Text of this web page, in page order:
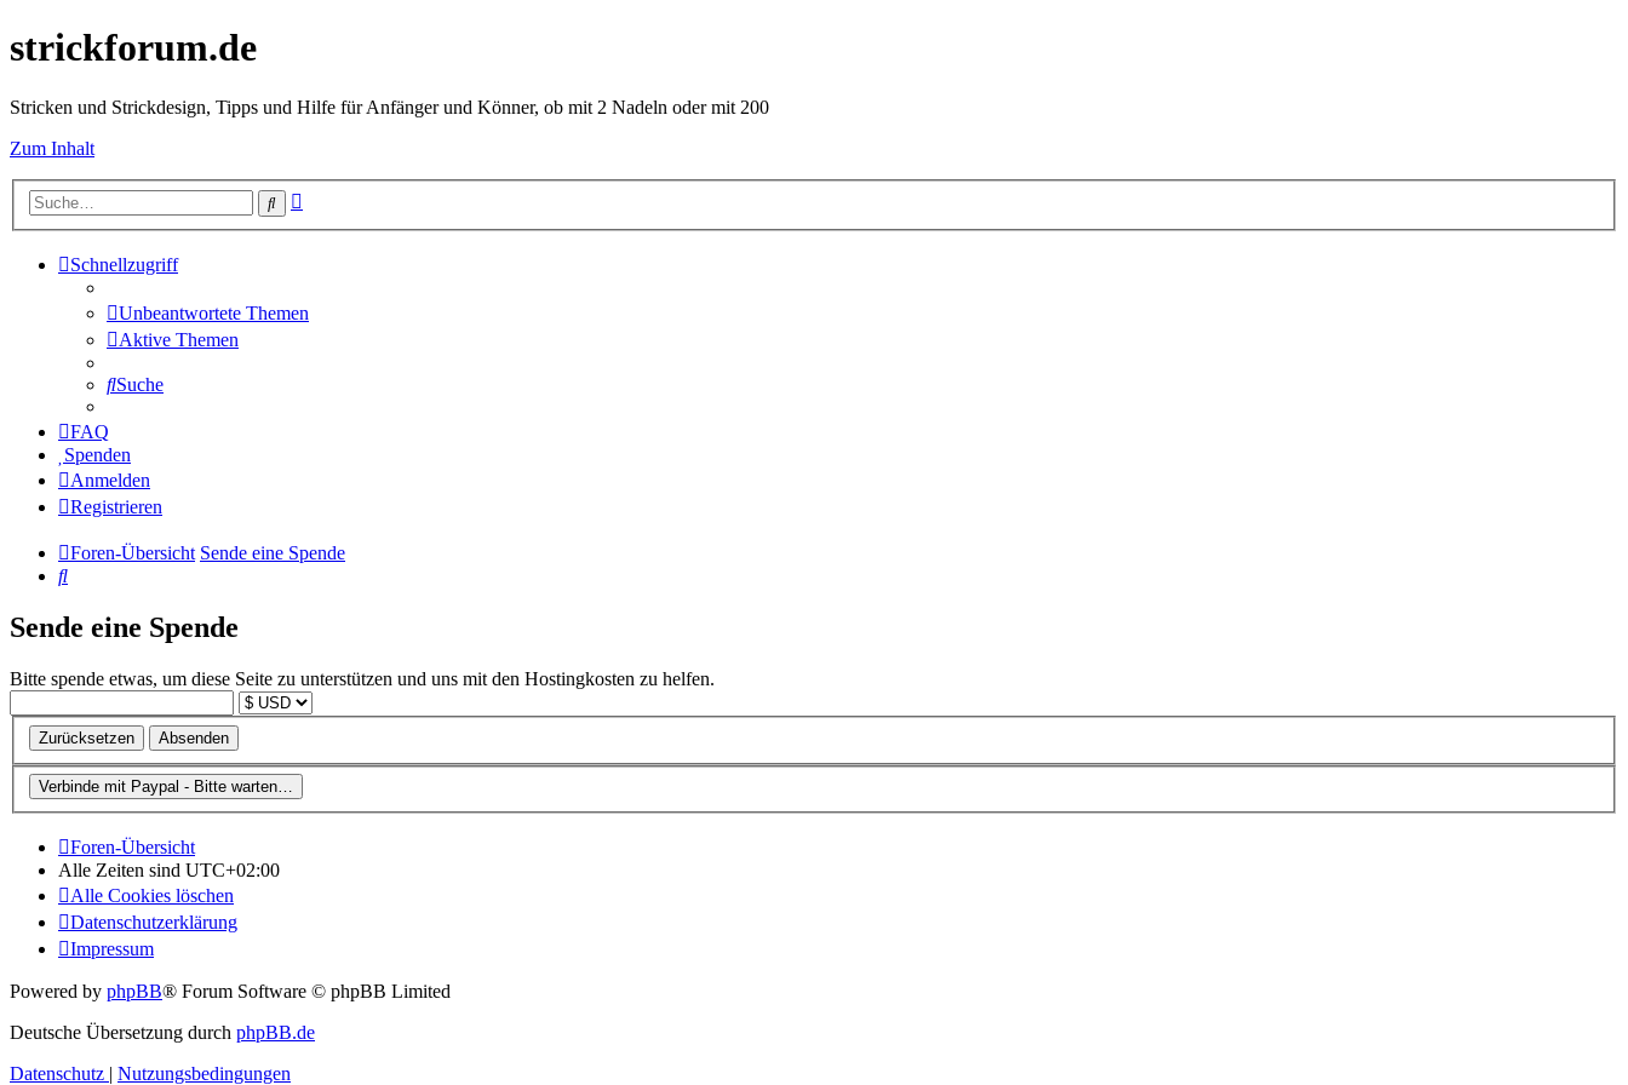
strickforum.de
Stricken und Strickdesign, Tipps und Hilfe für Anfänger und Könner, ob mit 2 Nadeln oder mit 200
Zum Inhalt
Suche
Schnellzugriff
Unbeantwortete Themen
Aktive Themen
Suche
FAQ
Spenden
Anmelden
Registrieren
Foren-Übersicht Sende eine Spende
Suche
Sende eine Spende
Bitte spende etwas, um diese Seite zu unterstützen und uns mit den Hostingkosten zu helfen.
Foren-Übersicht
Alle Zeiten sind UTC+02:00
Alle Cookies löschen
Datenschutzerklärung
Impressum
Powered by phpBB® Forum Software © phpBB Limited
Deutsche Übersetzung durch phpBB.de
Datenschutz
Nutzungsbedingungen